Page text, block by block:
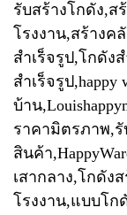
รับสร้างโกดัง,ส
โรงงาน,สร้างค
สำเร็จรูป,โกดัง
สำเร็จรูป,happy
บ้าน
ราคามิตรภาพ,รั
สินค้า
เสากลาง,โกดัง
โรงงาน,แบบโก